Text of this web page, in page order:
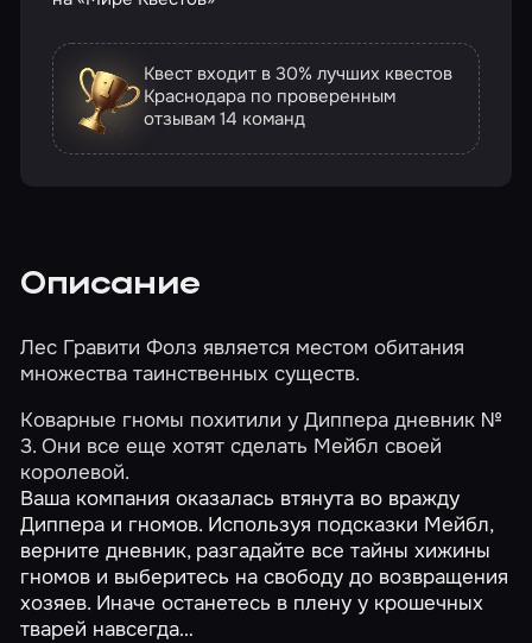
Квест входит в 30% лучших квестов
Краснодара по проверенным
отзывам14 команд
Описание
Лес Гравити Фолз является местом обитания
множества таинственных существ.
Коварные гномы похитили у Диппера дневник №
3. Они все еще хотят сделать Мейбл своей
королевой.
Ваша компания оказалась втянута во вражду
Диппера и гномов. Используя подсказки Мейбл,
верните дневник, разгадайте все тайны хижины
гномов и выберитесь на свободу до возвращения
хозяев. Иначе останетесь в плену у крошечных
тварей навсегда…